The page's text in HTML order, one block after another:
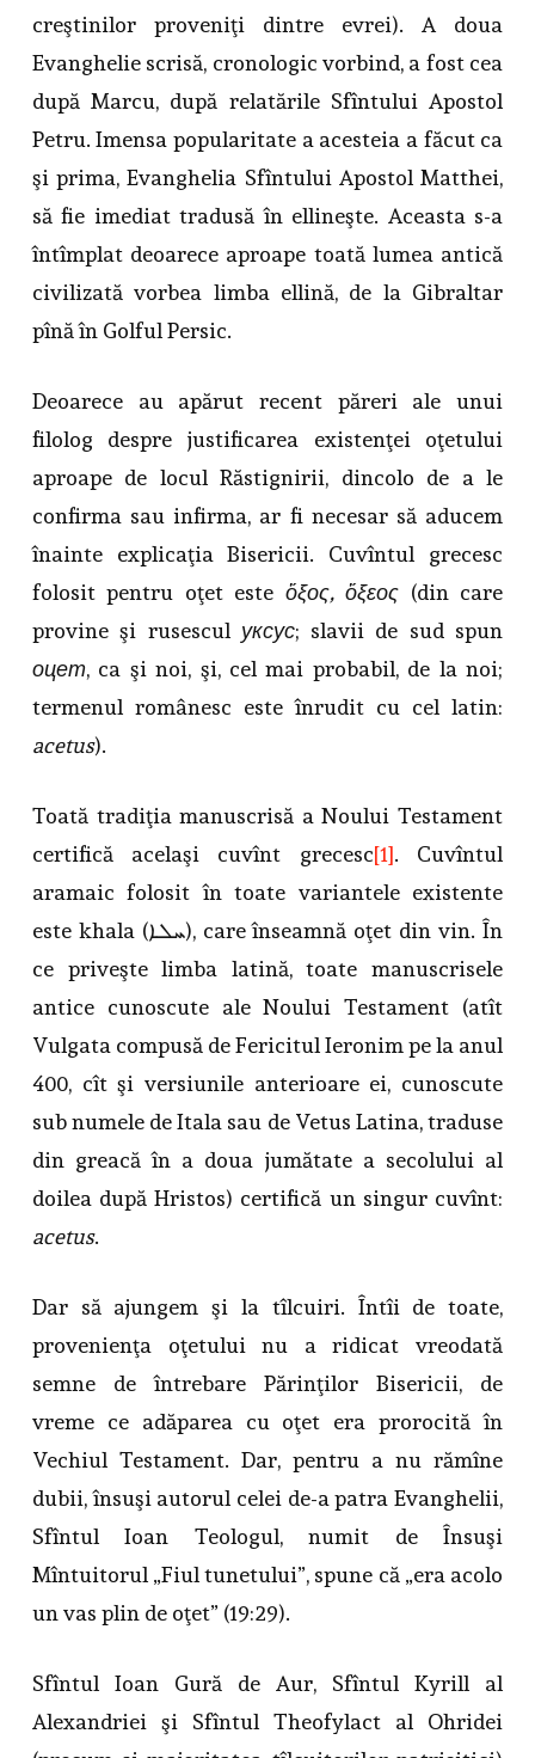
creştinilor proveniţi dintre evrei). A doua
Evanghelie scrisă, cronologic vorbind, a fost cea
după Marcu, după relatările Sfîntului Apostol
Petru. Imensa popularitate a acesteia a făcut ca
şi prima, Evanghelia Sfîntului Apostol Matthei,
să fie imediat tradusă în ellineşte. Aceasta s-a
întîmplat deoarece aproape toată lumea antică
civilizată vorbea limba ellină, de la Gibraltar
pînă în Golful Persic.
Deoarece au apărut recent păreri ale unui
filolog despre justificarea existenţei oţetului
aproape de locul Răstignirii, dincolo de a le
confirma sau infirma, ar fi necesar să aducem
înainte explicaţia Bisericii. Cuvîntul grecesc
folosit pentru oţet este ὄξος, ὄξεος (din care
provine şi rusescul уксус; slavii de sud spun
оцет, ca şi noi, şi, cel mai probabil, de la noi;
termenul românesc este înrudit cu cel latin:
acetus).
Toată tradiţia manuscrisă a Noului Testament
certifică acelaşi cuvînt grecesc[1]. Cuvîntul
aramaic folosit în toate variantele existente
este khala (ܚܠܐ), care înseamnă oţet din vin. În
ce priveşte limba latină, toate manuscrisele
antice cunoscute ale Noului Testament (atît
Vulgata compusă de Fericitul Ieronim pe la anul
400, cît şi versiunile anterioare ei, cunoscute
sub numele de Itala sau de Vetus Latina, traduse
din greacă în a doua jumătate a secolului al
doilea după Hristos) certifică un singur cuvînt:
acetus.
Dar să ajungem şi la tîlcuiri. Întîi de toate,
provenienţa oţetului nu a ridicat vreodată
semne de întrebare Părinţilor Bisericii, de
vreme ce adăparea cu oţet era prorocită în
Vechiul Testament. Dar, pentru a nu rămîne
dubii, însuşi autorul celei de-a patra Evanghelii,
Sfîntul Ioan Teologul, numit de Însuşi
Mîntuitorul „Fiul tunetului”, spune că „era acolo
un vas plin de oţet” (19:29).
Sfîntul Ioan Gură de Aur, Sfîntul Kyrill al
Alexandriei şi Sfîntul Theofylact al Ohridei